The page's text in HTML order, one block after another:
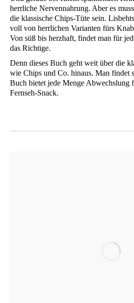
herr­li­che Ner­ven­nah­rung. Aber es
die klas­si­sche Chips-Tüte sein.
voll von herr­li­chen Vari­an­ten fürs
Von süß bis herz­haft, fin­det man für
das Richtige.
Denn die­ses Buch geht weit über die
wie Chips und Co. hin­aus. Man fin­det
Buch bie­tet jede Men­ge Abwechs­lung
Fernseh-Snack.